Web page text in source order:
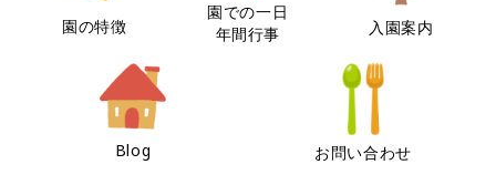
園の特徴
園での一日
年間行事
入園案内
Blog お問い合わせ